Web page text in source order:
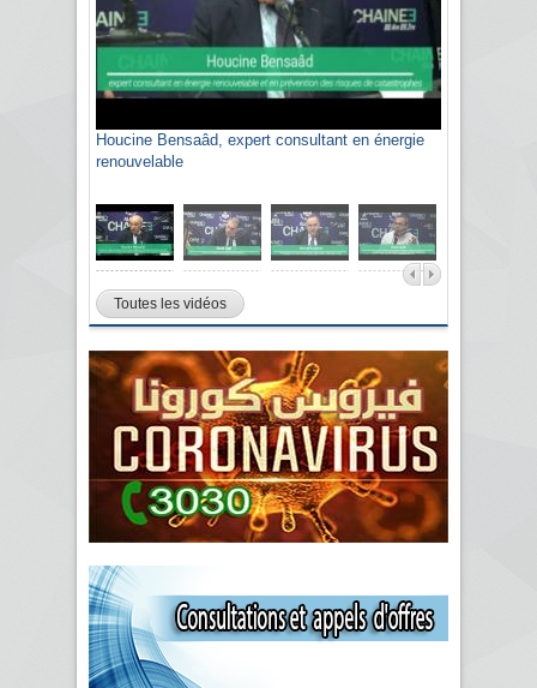
Houcine Bensaâd, expert consultant en énergie
renouvelable
Sami Agli, président de la Confédération
algérienne du patronat citoyen CAPC
Toutes les vidéos